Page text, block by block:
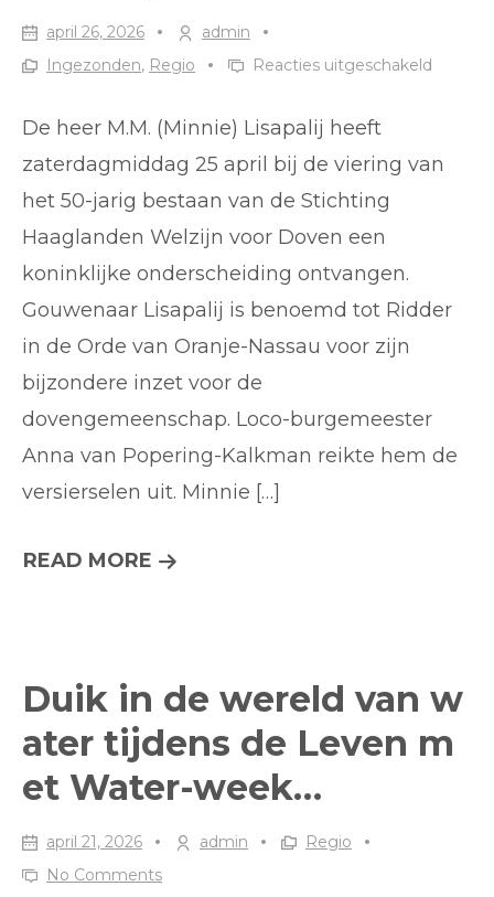
april 26, 2026
admin
Ingezonden, Regio Reacties uitgeschakeld
van
doven
De heer M.M. (Minnie) Lisapalij heeft
zaterdagmiddag 25 april bij de viering van
het 50-jarig bestaan van de Stichting
Haaglanden Welzijn voor Doven een
koninklijke onderscheiding ontvangen.
Gouwenaar Lisapalij is benoemd tot Ridder
in de Orde van Oranje-Nassau voor zijn
bijzondere inzet voor de
dovengemeenschap. Loco-burgemeester
Anna van Popering-Kalkman reikte hem de
versierselen uit. Minnie […]
READ MORE MINNIE
RIDDER
IN
DE
VAN
ORANJE-
Duik in de wereld van w
ater tijdens de Leven m
et Water-week…
april 21, 2026 admin
Regio
No Comments